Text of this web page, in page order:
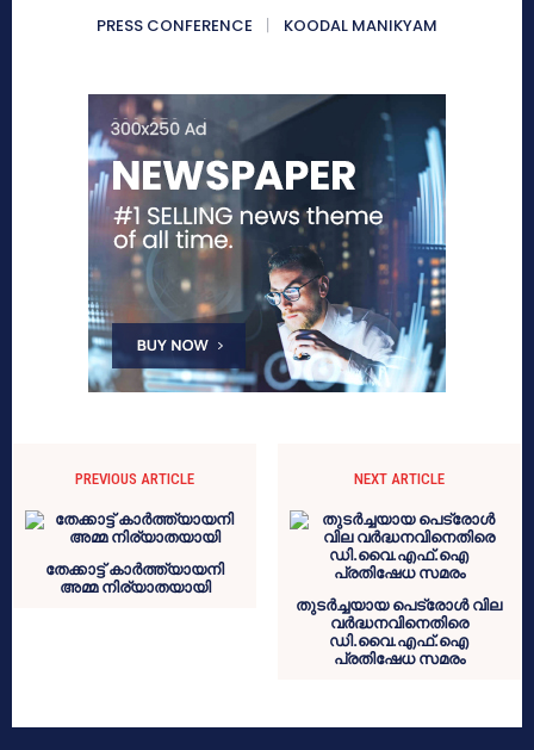
PRESS CONFERENCE
KOODAL MANIKYAM
PREVIOUS ARTICLE
തേക്കാട്ട് കാർത്ത്യായനി
അമ്മ നിര്യാതയായി
NEXT ARTICLE
തുടർച്ചയായ പെട്രോൾ വില
വർദ്ധനവിനെതിരെ
ഡി.വൈ.എഫ്.ഐ
പ്രതിഷേധ സമരം